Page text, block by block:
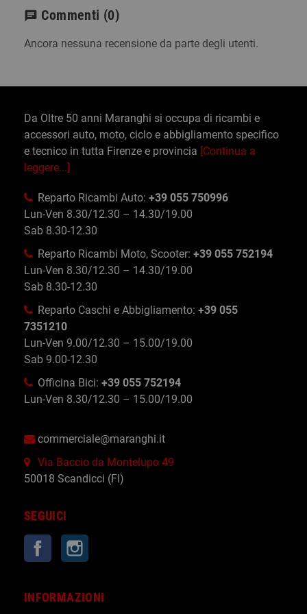
chat Commenti (0)
Ancora nessuna recensione da parte degli utenti.
Da Oltre 50 anni Maranghi si occupa di ricambi e
accessori auto, moto, ciclo e abbigliamento specifico
e tecnico in tutta Firenze e provincia [Continua a
leggere...]
Reparto Ricambi Auto: +39 055 750996
Lun-Ven 8.30/12.30 – 14.30/19.00
Sab 8.30-12.30
Reparto Ricambi Moto, Scooter: +39 055 752194
Lun-Ven 8.30/12.30 – 14.30/19.00
Sab 8.30-12.30
Reparto Caschi e Abbigliamento: +39 055
7351210
Lun-Ven 9.00/12.30 – 15.00/19.00
Sab 9.00-12.30
Officina Bici: +39 055 752194
Lun-Ven 8.30/12.30 – 15.00/19.00
commerciale@maranghi.it
Via Baccio da Montelupo 49
50018 Scandicci (FI)
SEGUICI
Facebook
INFORMAZIONI